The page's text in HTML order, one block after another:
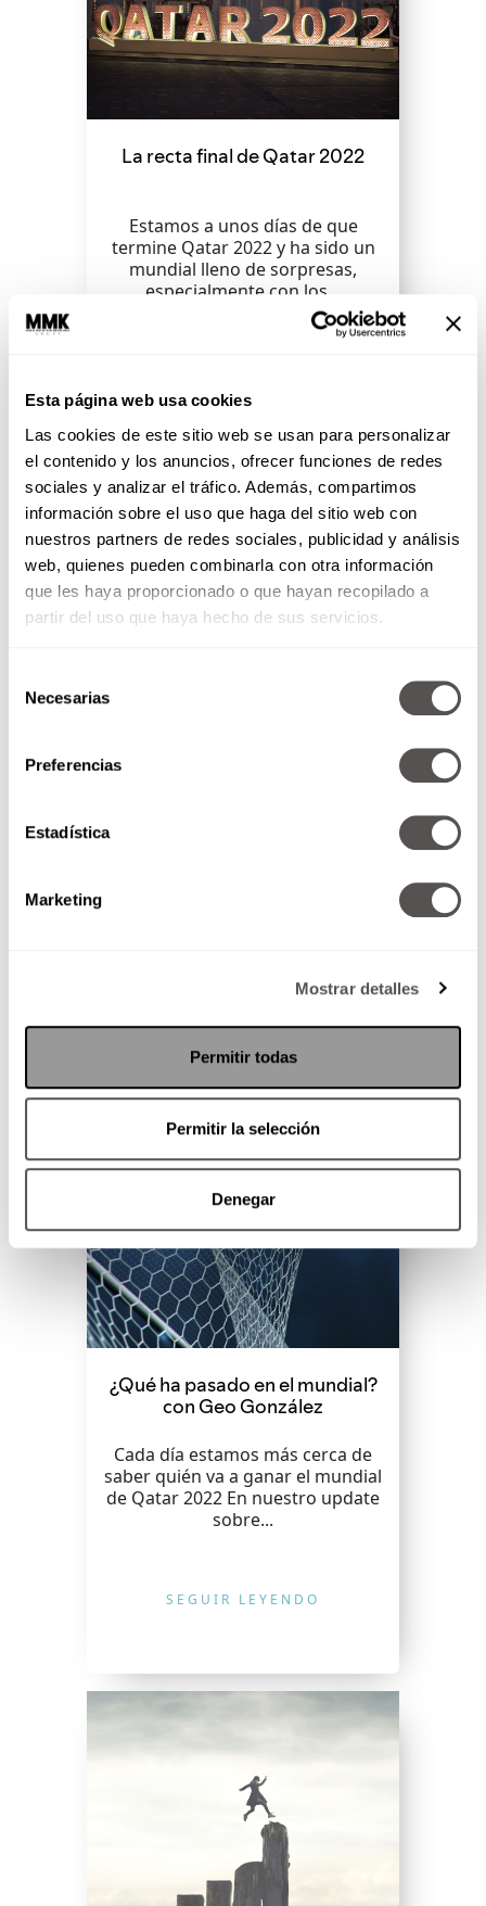
Esta página web usa cookies
Las cookies de este sitio web se usan para personalizar
el contenido y los anuncios, ofrecer funciones de redes
sociales y analizar el tráfico. Además, compartimos
información sobre el uso que haga del sitio web con
nuestros partners de redes sociales, publicidad y análisis
web, quienes pueden combinarla con otra información
que les haya proporcionado o que hayan recopilado a
partir del uso que haya hecho de sus servicios.
Necesarias
Preferencias
Estadística
Marketing
Mostrar detalles
Permitir todas
Permitir la selección
Denegar
La recta final de Qatar 2022
Estamos a unos días de que
termine Qatar 2022 y ha sido un
mundial lleno de sorpresas,
especialmente con los...
Están listas las 8 selecciones que
SEGUIR LEYENDO
¿Qué ha pasado en el mundial?
con Geo González
Cada día estamos más cerca de
saber quién va a ganar el mundial
de Qatar 2022 En nuestro update
sobre...
SEGUIR LEYENDO